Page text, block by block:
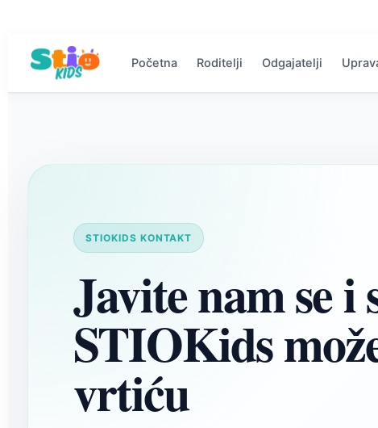
Početna Roditelji Odgajatelji
STIOKIDS KONTAKT
Javite nam se i
STIOKids
vrtiću